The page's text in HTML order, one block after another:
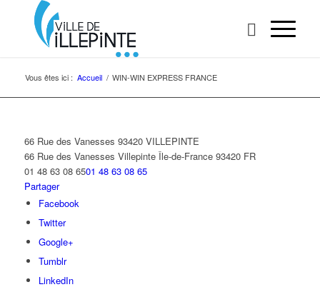
Vous êtes ici : Accueil / WIN-WIN EXPRESS FRANCE
66 Rue des Vanesses 93420 VILLEPINTE
66 Rue des Vanesses Villepinte Île-de-France 93420 FR
01 48 63 08 6501 48 63 08 65
Partager
Facebook
Twitter
Google+
Tumblr
LinkedIn